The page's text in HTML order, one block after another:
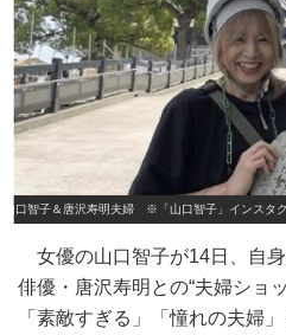
山口智子＆唐沢寿明夫婦 ※「山口智子」インスタ
女優の山口智子が14日、自身
俳優・唐沢寿明との“夫婦ショ
「素敵すぎる」「憧れの夫婦